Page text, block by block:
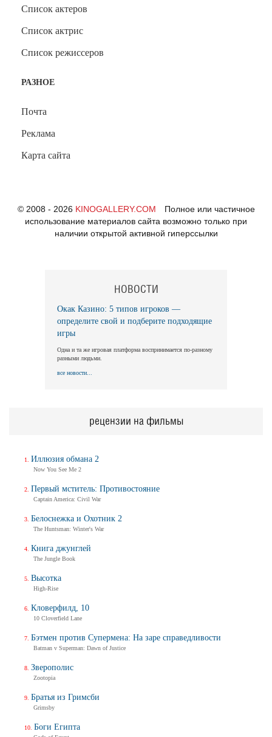
НОВОСТИ
Окак Казино: 5 типов игроков —
определите свой и подберите подходящие
игры
Одна и та же игровая платформа воспринимается по-разному
разными людьми.
все новости...
рецензии на фильмы
Иллюзия обмана 2
Now You See Me 2
Первый мститель: Противостояние
Captain America: Civil War
Белоснежка и Охотник 2
The Huntsman: Winter's War
Книга джунглей
The Jungle Book
Высотка
High-Rise
Кловерфилд, 10
10 Cloverfield Lane
Бэтмен против Супермена: На заре справедливости
Batman v Superman: Dawn of Justice
Зверополис
Zootopia
Братья из Гримсби
Grimsby
Боги Египта
Список актеров
Список актрис
Список режиссеров
РАЗНОЕ
Почта
Реклама
Карта сайта
© 2008 - 2026 KINOGALLERY.COM
Полное или частичное
использование материалов сайта возможно только при
наличии открытой активной гиперссылки